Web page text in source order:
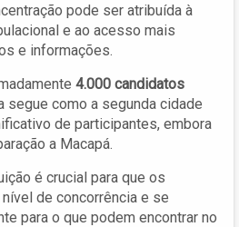
pode ser atribuída à
e ao acesso mais
e informações.
4.000 candidatos
segue como a segunda cidade
de participantes, embora
a Macapá.
é crucial para que os
de concorrência e se
para o que podem encontrar no